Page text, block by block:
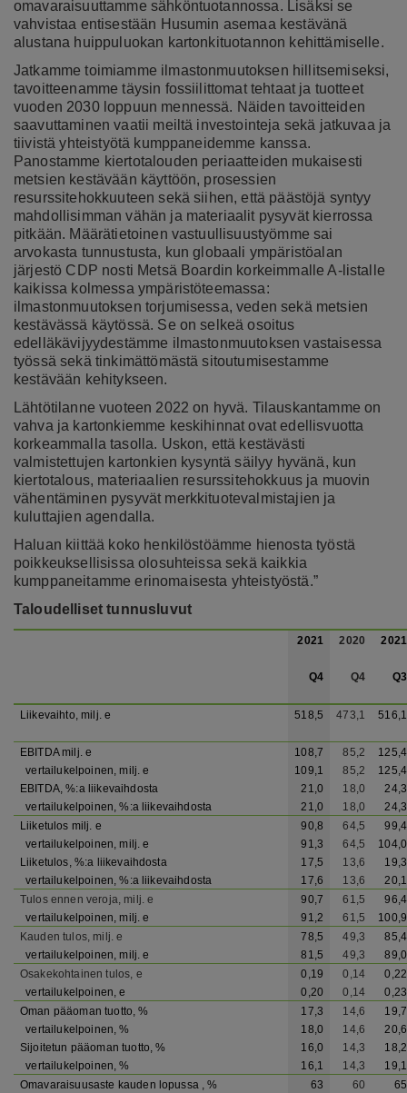
omavaraisuuttamme sähköntuotannossa. Lisäksi se
vahvistaa entisestään Husumin asemaa kestävänä
alustana huippuluokan kartonkituotannon kehittämiselle.
Jatkamme toimiamme ilmastonmuutoksen hillitsemiseksi,
tavoitteenamme täysin fossiilittomat tehtaat ja tuotteet
vuoden 2030 loppuun mennessä. Näiden tavoitteiden
saavuttaminen vaatii meiltä investointeja sekä jatkuvaa ja
tiivistä yhteistyötä kumppaneidemme kanssa.
Panostamme kiertotalouden periaatteiden mukaisesti
metsien kestävään käyttöön, prosessien
resurssitehokkuuteen sekä siihen, että päästöjä syntyy
mahdollisimman vähän ja materiaalit pysyvät kierrossa
pitkään. Määrätietoinen vastuullisuustyömme sai
arvokasta tunnustusta, kun globaali ympäristöalan
järjestö CDP nosti Metsä Boardin korkeimmalle A-listalle
kaikissa kolmessa ympäristöteemassa:
ilmastonmuutoksen torjumisessa, veden sekä metsien
kestävässä käytössä. Se on selkeä osoitus
edelläkävijyydestämme ilmastonmuutoksen vastaisessa
työssä sekä tinkimättömästä sitoutumisestamme
kestävään kehitykseen.
Lähtötilanne vuoteen 2022 on hyvä. Tilauskantamme on
vahva ja kartonkiemme keskihinnat ovat edellisvuotta
korkeammalla tasolla. Uskon, että kestävästi
valmistettujen kartonkien kysyntä säilyy hyvänä, kun
kiertotalous, materiaalien resurssitehokkuus ja muovin
vähentäminen pysyvät merkkituotevalmistajien ja
kuluttajien agendalla.
Haluan kiittää koko henkilöstöämme hienosta työstä
poikkeuksellisissa olosuhteissa sekä kaikkia
kumppaneitamme erinomaisesta yhteistyöstä.”
Taloudelliset tunnusluvut
2021 2020 2021
Q4 Q4 Q3
Liikevaihto, milj. e 518,5 473,1 516,1
EBITDA milj. e 108,7 85,2
125,4
vertailukelpoinen, milj. e
109,1 85,2
125,4
EBITDA, %:a liikevaihdosta
21,0 18,0
24,3
vertailukelpoinen, %:a liikevaihdosta
21,0 18,0
24,3
Liiketulos milj. e
90,8 64,5
99,4
vertailukelpoinen, milj. e
91,3 64,5
104,0
Liiketulos, %:a liikevaihdosta
17,5 13,6
19,3
vertailukelpoinen, %:a liikevaihdosta
17,6 13,6
20,1
Tulos ennen veroja, milj. e
90,7 61,5
96,4
vertailukelpoinen, milj. e
91,2 61,5
100,9
Kauden tulos, milj. e
78,5 49,3
85,4
vertailukelpoinen, milj. e
81,5 49,3
89,0
Osakekohtainen tulos, e
0,19 0,14
0,22
vertailukelpoinen, e
0,20 0,14
0,23
Oman pääoman tuotto, %
17,3 14,6
19,7
vertailukelpoinen, %
18,0 14,6
20,6
Sijoitetun pääoman tuotto, %
16,0 14,3
18,2
vertailukelpoinen, %
16,1 14,3
19,1
Omavaraisuusaste kauden lopussa , %
63 60
65